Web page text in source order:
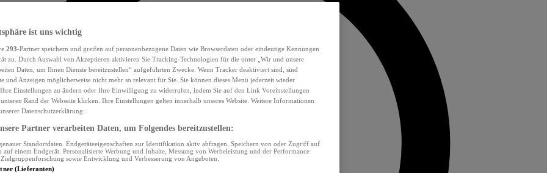
ist uns wichtig
293-Partner speichern und greifen auf personenbezogene Daten wie Browserdaten oder eindeutige Kennungen
zu. Durch Auswahl von Akzeptieren aktivieren Sie Tracking-Technologien für die unter „Wir und unsere
Daten, um Ihnen Dienste bereitzustellen“ aufgeführten Zwecke. Wenn Tracker deaktiviert sind, sind
und Anzeigen möglicherweise nicht mehr so relevant für Sie. Sie können dieses Menü jederzeit wieder
Einstellungen zu ändern oder Ihre Einwilligung zu widerrufen, indem Sie auf den Link Voreinstellungen
Rand der Webseite klicken. Ihre Einstellungen gelten innerhalb unseres Website. Weitere Informationen
Datenschutzerklärung.
Partner verarbeiten Daten, um Folgendes bereitzustellen:
Standortdaten. Endgeräteeigenschaften zur Identifikation aktiv abfragen. Speichern von oder Zugriff auf
einem Endgerät. Personalisierte Werbung und Inhalte, Messung von Werbeleistung und der Performance
sowie Entwicklung und Verbesserung von Angeboten.
(Lieferanten)